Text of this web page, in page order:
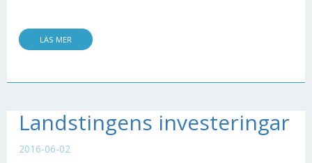
LÄS MER
Landstingens investeringar
2016-06-02